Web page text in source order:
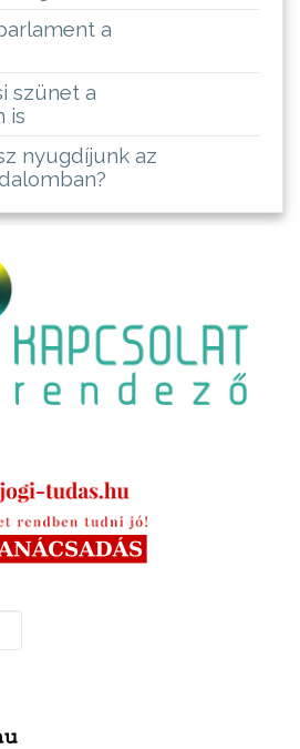
a
szünet a
is
nyugdíjunk az